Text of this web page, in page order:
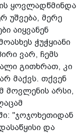
ყოვლადწმინდა
უშვება, მერე
აიყვანენ
ჭუჭყიანი
ვარ, ჩემს
გითხრათ, კი
მაქვს. თქვენ
მოვლენის არსი,
"ჯოჯოხეთიდან
და